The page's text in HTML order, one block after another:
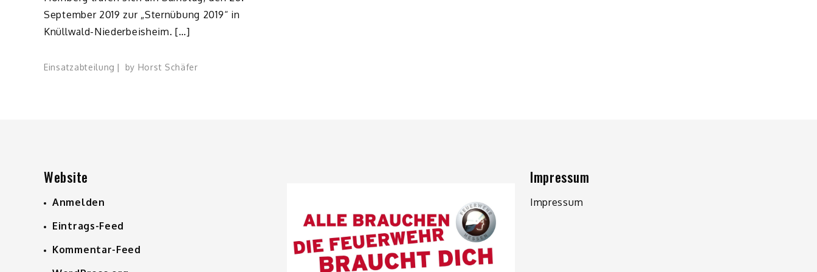
September 2019 zur „Sternübung 2019“ in
Knüllwald-Niederbeisheim. […]
Einsatzabteilung by Horst Schäfer
Website
Anmelden
Eintrags-Feed
Kommentar-Feed
Impressum
Impressum